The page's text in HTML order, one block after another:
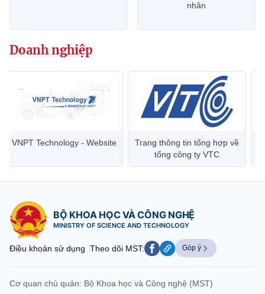
Vietnamese
BỘ KHOA HỌC VÀ CÔNG NGHỆ
Góp ý
Chịu trách nhiệm nội dung: Nguyễn Thị Hải Hằng
Giám đốc Trung tâm Truyền thông Khoa học và Công nghệ.
Liên hệ
Địa chỉ: Ban Biên tập Cổng TTĐT - 18 Nguyễn Du, TP. Hà Nội
©2026 Bản quyền thuộc Bộ Khoa Học và Công Nghệ
nhân
Doanh nghiệp
VNPT Technology - Website
Trang thông tin tổng hợp về
tổng công ty VTC
BỘ KHOA HỌC VÀ CÔNG NGHỆ
MINISTRY OF SCIENCE AND TECHNOLOGY
Điều khoản sử dụng Theo dõi MST: Góp ý
Cơ quan chủ quản: Bộ Khoa học và Công nghệ (MST)